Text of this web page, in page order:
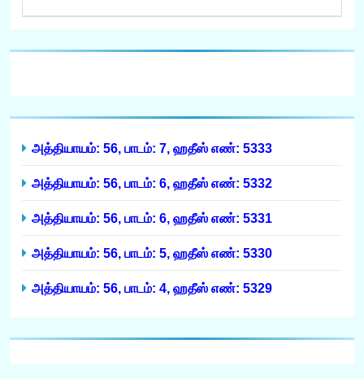
அத்தியாயம்: 56, பாடம்: 7, ஹதீஸ் எண்: 5333
அத்தியாயம்: 56, பாடம்: 6, ஹதீஸ் எண்: 5332
அத்தியாயம்: 56, பாடம்: 6, ஹதீஸ் எண்: 5331
அத்தியாயம்: 56, பாடம்: 5, ஹதீஸ் எண்: 5330
அத்தியாயம்: 56, பாடம்: 4, ஹதீஸ் எண்: 5329